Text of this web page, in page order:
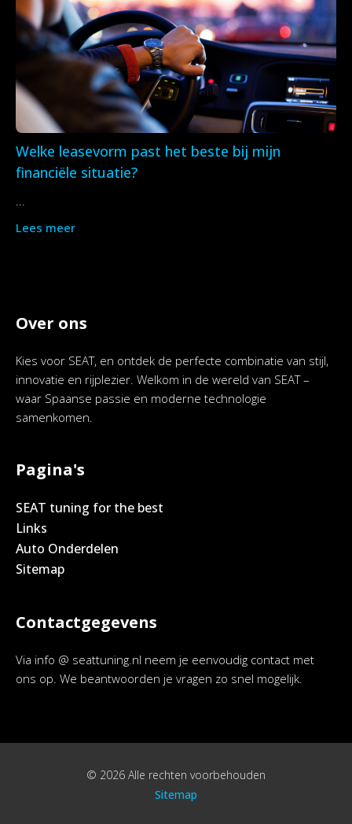
Welke leasevorm past het beste bij mijn
financiële situatie?
Lees meer
Over ons
Kies voor SEAT, en ontdek de perfecte combinatie van stijl,
innovatie en rijplezier. Welkom in de wereld van SEAT –
waar Spaanse passie en moderne technologie
samenkomen.
Pagina's
SEAT tuning for the best
Links
Auto Onderdelen
Sitemap
Contactgegevens
Via info @ seattuning.nl neem je eenvoudig contact met
ons op. We beantwoorden je vragen zo snel mogelijk.
© 2026 Alle rechten voorbehouden
Sitemap